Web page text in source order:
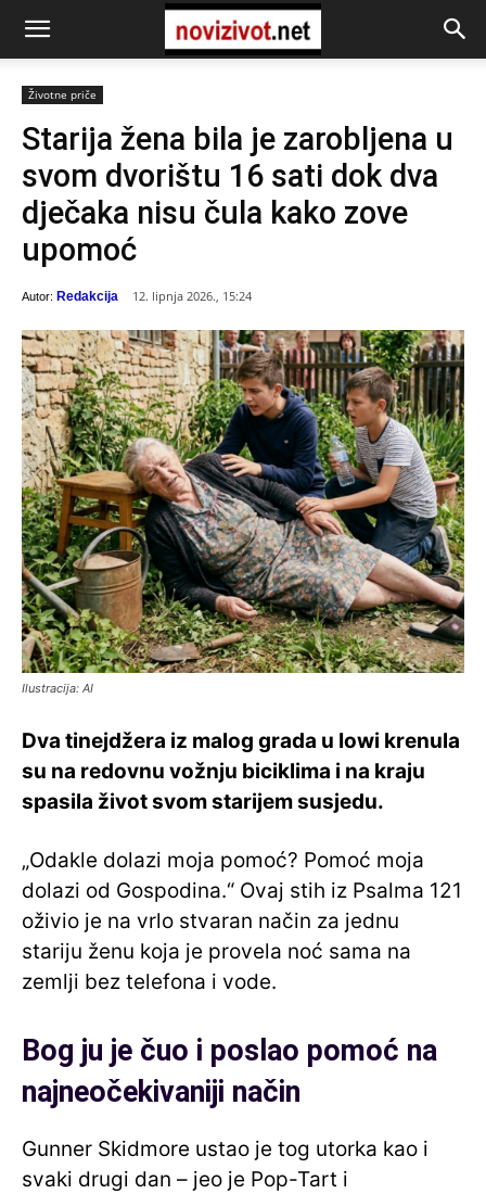
Životne priče
Starija žena bila je zarobljena u
svom dvorištu 16 sati dok dva
dječaka nisu čula kako zove
upomoć
Autor: Redakcija 12. lipnja 2026., 15:24
Ilustracija: AI
Dva tinejdžera iz malog grada u Iowi krenula
su na redovnu vožnju biciklima i na kraju
spasila život svom starijem susjedu.
„Odakle dolazi moja pomoć? Pomoć moja
dolazi od Gospodina.“ Ovaj stih iz Psalma 121
oživio je na vrlo stvaran način za jednu
stariju ženu koja je provela noć sama na
zemlji bez telefona i vode.
Bog ju je čuo i poslao pomoć na
najneočekivaniji način
Gunner Skidmore ustao je tog utorka kao i
svaki drugi dan – jeo je Pop-Tart i